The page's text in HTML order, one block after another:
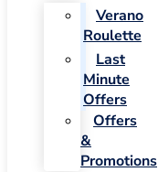
Verano
Roulette
Last
Minute
Offers
Offers
&
Promotions